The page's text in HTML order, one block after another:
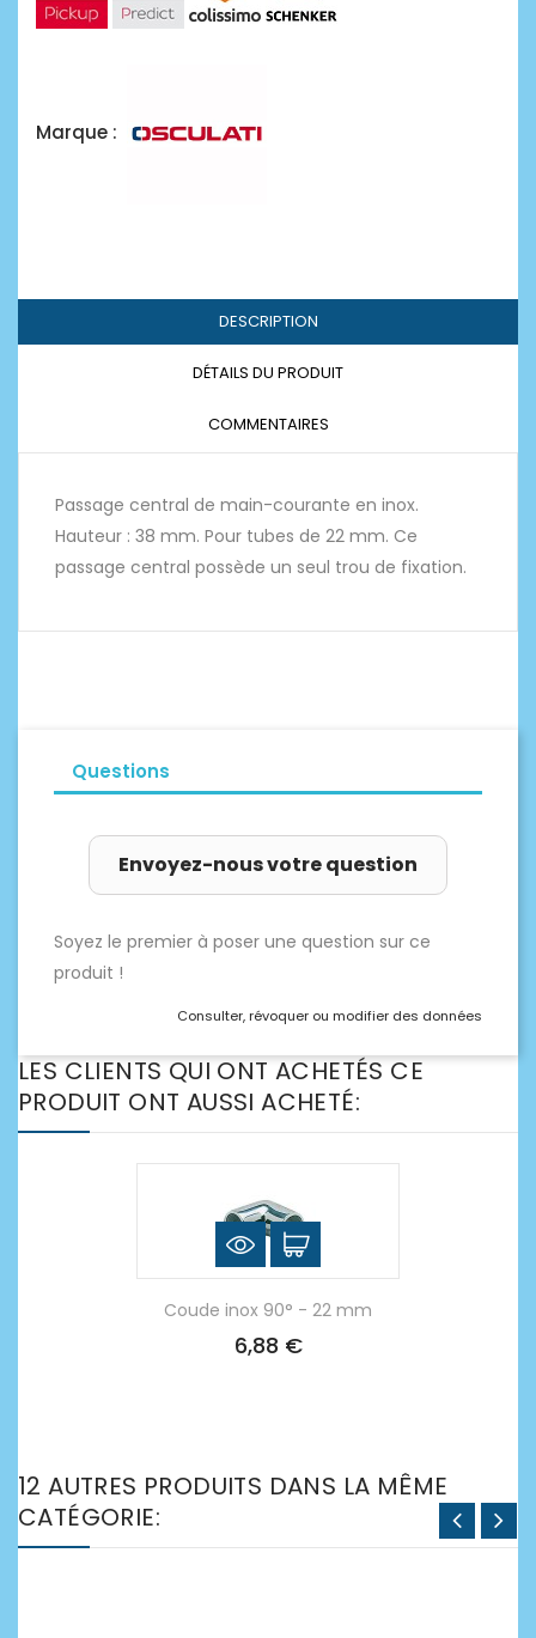
Marque :
DESCRIPTION
DÉTAILS DU PRODUIT
COMMENTAIRES
Passage central de main-courante en inox.
Hauteur : 38 mm. Pour tubes de 22 mm. Ce
passage central possède un seul trou de fixation.
Questions
Envoyez-nous votre question
Soyez le premier à poser une question sur ce
produit !
Consulter, révoquer ou modifier des données
LES CLIENTS QUI ONT ACHETÉS CE
PRODUIT ONT AUSSI ACHETÉ:
Coude inox 90° - 22 mm
6,88 €
12 AUTRES PRODUITS DANS LA MÊME
CATÉGORIE: